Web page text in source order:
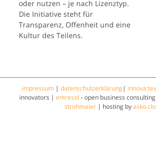
oder nutzen – je nach Lizenztyp.
Die Initiative steht für
Transparenz, Offenheit und eine
Kultur des Teilens.
impressum| datenschutzerklärung |
innovators | entresol - open business
strohmaier | hosting by